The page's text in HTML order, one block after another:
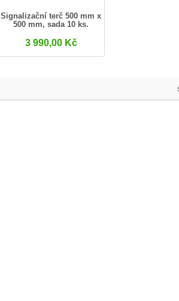
Signalizační terč 500 mm x
500 mm, sada 10 ks.
3 990,00 Kč